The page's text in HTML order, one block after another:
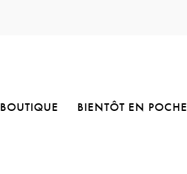
BOUTIQUE BIENTÔT EN POCHE